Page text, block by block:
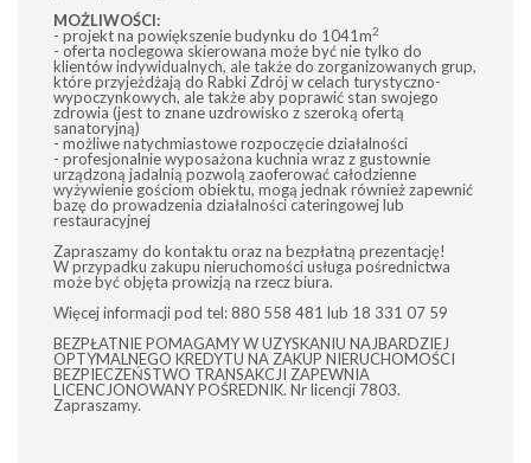
MOŻLIWOŚCI:
- projekt na powiększenie budynku do 1041m2
- oferta noclegowa skierowana może być nie tylko do
klientów indywidualnych, ale także do zorganizowanych grup,
które przyjeżdżają do Rabki Zdrój w celach turystyczno-
wypoczynkowych, ale także aby poprawić stan swojego
zdrowia (jest to znane uzdrowisko z szeroką ofertą
sanatoryjną)
- możliwe natychmiastowe rozpoczęcie działalności
- profesjonalnie wyposażona kuchnia wraz z gustownie
urządzoną jadalnią pozwolą zaoferować całodzienne
wyżywienie gościom obiektu, mogą jednak również zapewnić
bazę do prowadzenia działalności cateringowej lub
restauracyjnej
Zapraszamy do kontaktu oraz na bezpłatną prezentację!
W przypadku zakupu nieruchomości usługa pośrednictwa
może być objęta prowizją na rzecz biura.
Więcej informacji pod tel: 880 558 481 lub 18 331 07 59
BEZPŁATNIE POMAGAMY W UZYSKANIU NAJBARDZIEJ
OPTYMALNEGO KREDYTU NA ZAKUP NIERUCHOMOŚCI
BEZPIECZEŃSTWO TRANSAKCJI ZAPEWNIA
LICENCJONOWANY POŚREDNIK. Nr licencji 7803.
Zapraszamy.